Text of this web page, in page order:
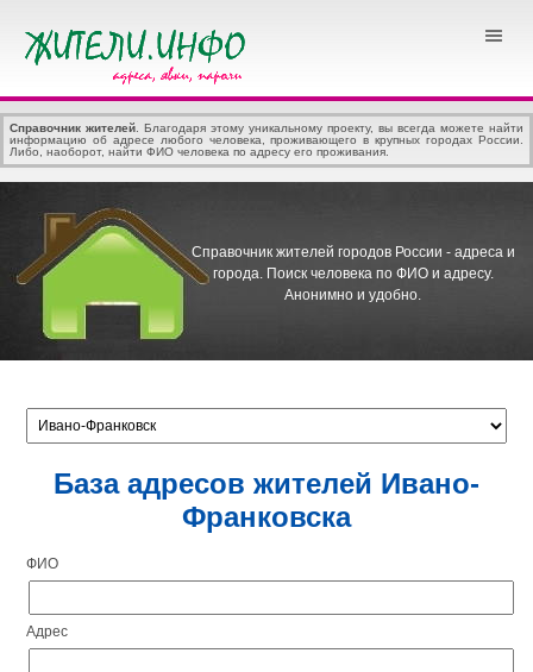
Справочник жителей . Благодаря этому уникальному проекту, вы всегда можете найти
информацию об адресе любого человека, проживающего в крупных городах России.
Либо, наоборот, найти ФИО человека по адресу его проживания.
Справочник жителей городов России - адреса и
города. Поиск человека по ФИО и адресу.
Анонимно и удобно.
База адресов жителей Ивано-
Франковска
ФИО
Адрес